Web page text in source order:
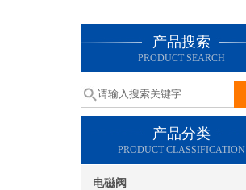
产品搜索
PRODUCT SEARCH
产品分类
PRODUCT CLASSIFICATION
电磁阀